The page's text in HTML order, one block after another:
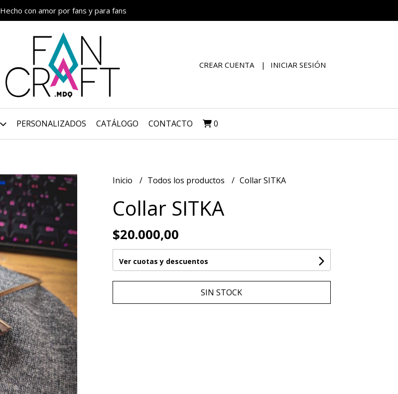
Hecho con amor por fans y para fans
CREAR CUENTA INICIAR SESIÓN
PERSONALIZADOS CATÁLOGO CONTACTO 0
Inicio Todos los productos Collar SITKA
Collar SITKA
$20.000,00
Ver cuotas y descuentos
SIN STOCK